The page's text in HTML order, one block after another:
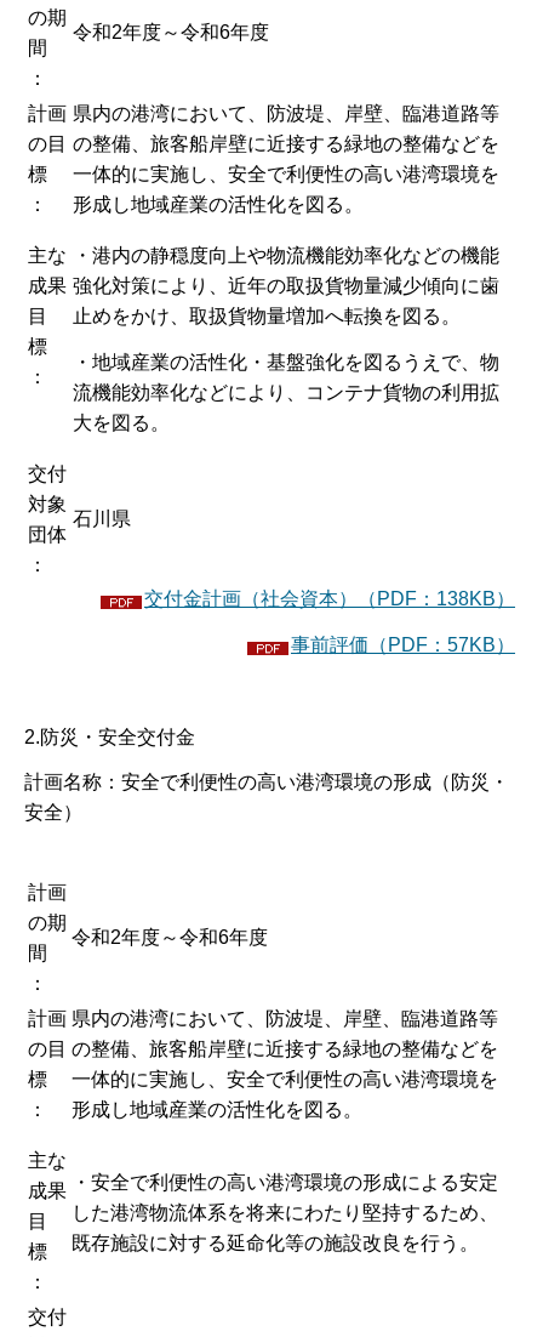
の期
間
：
令和2年度～令和6年度
計画
の目
標
：
県内の港湾において、防波堤、岸壁、臨港道路等
の整備、旅客船岸壁に近接する緑地の整備などを
一体的に実施し、安全で利便性の高い港湾環境を
形成し地域産業の活性化を図る。
主な
成果
目
標
：
・港内の静穏度向上や物流機能効率化などの機能
強化対策により、近年の取扱貨物量減少傾向に歯
止めをかけ、取扱貨物量増加へ転換を図る。
・地域産業の活性化・基盤強化を図るうえで、物
流機能効率化などにより、コンテナ貨物の利用拡
大を図る。
交付
対象
団体
：
石川県
交付金計画（社会資本）（PDF：138KB）
事前評価（PDF：57KB）
2.防災・安全交付金
計画名称：安全で利便性の高い港湾環境の形成（防災・
安全）
計画
の期
間
：
令和2年度～令和6年度
計画
の目
標
：
県内の港湾において、防波堤、岸壁、臨港道路等
の整備、旅客船岸壁に近接する緑地の整備などを
一体的に実施し、安全で利便性の高い港湾環境を
形成し地域産業の活性化を図る。
主な
成果
目
標
：
・安全で利便性の高い港湾環境の形成による安定
した港湾物流体系を将来にわたり堅持するため、
既存施設に対する延命化等の施設改良を行う。
交付